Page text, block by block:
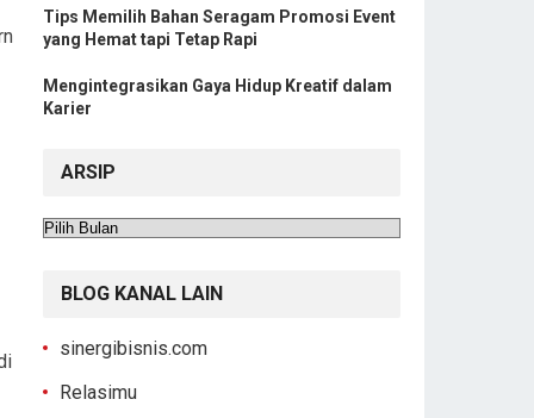
Tips Memilih Bahan Seragam Promosi Event
yang Hemat tapi Tetap Rapi
Mengintegrasikan Gaya Hidup Kreatif dalam
Karier
ARSIP
Arsip
BLOG KANAL LAIN
sinergibisnis.com
Relasimu